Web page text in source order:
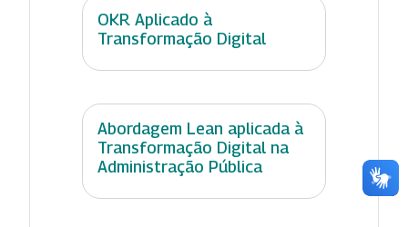
OKR Aplicado à
Transformação Digital
Abordagem Lean aplicada à
Transformação Digital na
Administração Pública